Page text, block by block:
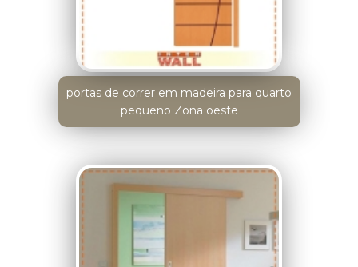
portas de correr em madeira para quarto
pequeno Zona oeste